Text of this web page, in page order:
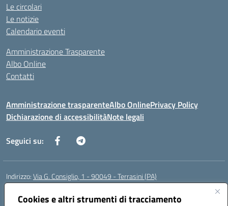
Cookies e altri strumenti di tracciamento
Le circolari
Le notizie
Calendario eventi
Amministrazione Trasparente
Albo Online
Contatti
Amministrazione trasparenteAlbo OnlinePrivacy Policy
Dichiarazione di accessibilitàNote legali
Seguici su:
Indirizzo:Via G. Consiglio, 1 - 90049 - Terrasini (PA)
Centralino:
Posta elettronica certificata (PEC):paic88700d@pec.istruzione.it